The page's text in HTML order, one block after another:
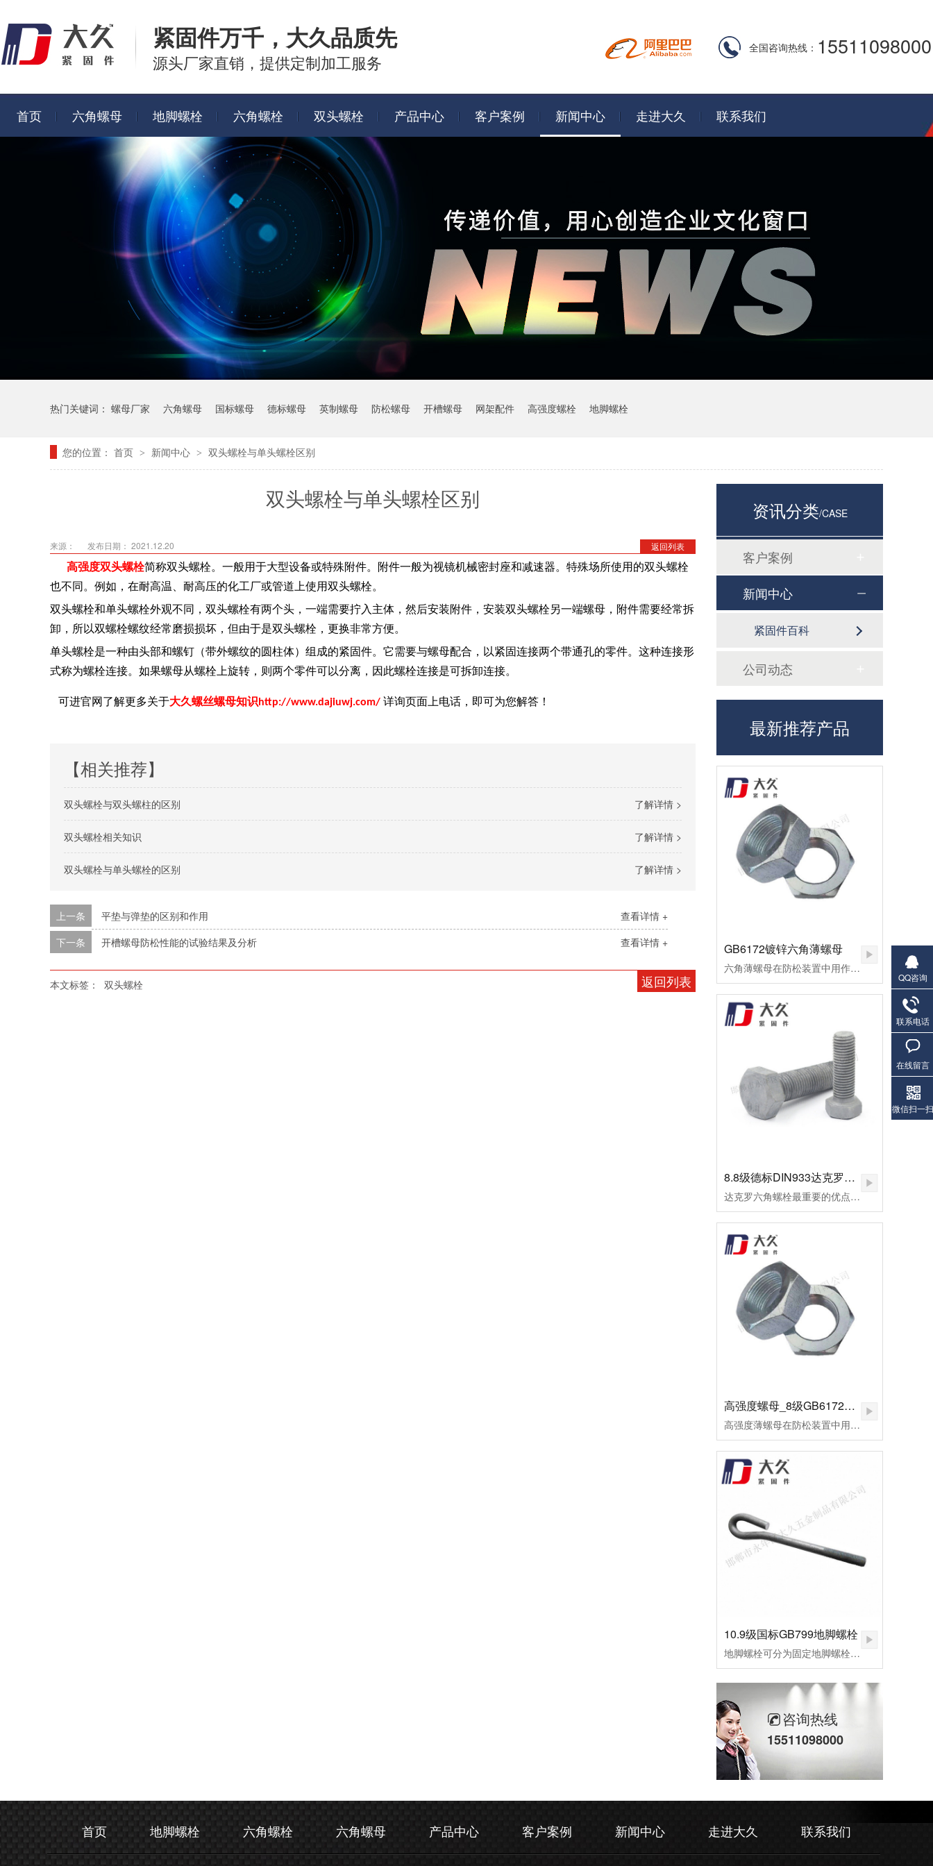
紧固件万千， 大久品质先
源头厂家直销，提供定制加工服务
全国咨询热线： 15511098000
首页 六角螺母 地脚螺栓 六角螺栓 双头螺栓 产品中心 客户案例 新闻中心 走进大久 联系我们
热门关键词： 螺母厂家 六角螺母 国标螺母 德标螺母 英制螺母 防松螺母 开槽螺母 网架配件 高强度螺栓 地脚螺栓
您的位置： 首页 > 新闻中心 > 双头螺栓与单头螺栓区别
双头螺栓与单头螺栓区别
返回列表
来源：
发布日期： 2021.12.20
高强度双头螺栓简称双头螺栓。一般用于大型设备或特殊附件。附件一般为视镜机械密封座和减速器。特殊场所使用的双头螺栓
也不同。例如，在耐高温、耐高压的化工厂或管道上使用双头螺栓。
双头螺栓和单头螺栓外观不同，双头螺栓有两个头，一端需要拧入主体，然后安装附件，安装双头螺栓另一端螺母，附件需要经常拆
卸，所以双螺栓螺纹经常磨损损坏，但由于是双头螺栓，更换非常方便。
单头螺栓是一种由头部和螺钉（带外螺纹的圆柱体）组成的紧固件。它需要与螺母配合，以紧固连接两个带通孔的零件。这种连接形
式称为螺栓连接。如果螺母从螺栓上旋转，则两个零件可以分离，因此螺栓连接是可拆卸连接。
可进官网了解更多关于大久螺丝螺母知识 http://www.dajiuwj.com/ 详询页面上电话，即可为您解答！
【相关推荐】
了解详情 >
双头螺栓与双头螺柱的区别
了解详情 >
双头螺栓相关知识
了解详情 >
双头螺栓与单头螺栓的区别
查看详情 +
上一条
平垫与弹垫的区别和作用
查看详情 +
下一条 开槽螺母防松性能的试验结果及分析
返回列表
本文标签： 双头螺栓
资讯分类/CASE
客户案例
新闻中心
紧固件百科
公司动态
最新推荐产品
GB6172镀锌六角薄螺母
六角薄螺母在防松装置中用作副螺母，起锁紧作用，或用于螺纹连接副主要承受剪切力的地方。
8.8级德标DIN933达克罗六角螺栓
达克罗六角螺栓最重要的优点是不氢脆，因此达克罗非常适合加工一些高档螺栓，如8.8级外六角螺栓。达克罗六角螺栓耐高温腐蚀，耐热温度可达300℃以上。但一般的热镀锌加工工艺，当温度做到100摄氏时，早已废料。达克罗涂层与六角螺栓和螺母的结合力好，处理后的外六角螺栓易于喷涂和着色，有机涂层的结合力超过磷化膜。达克罗六角螺栓在生产加工和涂布的全过程中，不会产生对环境有污染的废水废气，不使用三废管理降低了处理成本。
高强度螺母_8级GB6172镀锌薄螺母
高强度薄螺母在防松装置中用作副螺母，起锁紧作用，或用于螺纹连接副主要承受剪切力的地方。用高强度钢制造的，或者需要施以较大预紧力的螺母，皆可称为高强度螺母。高强度螺母多用于桥梁、钢轨、高压及超高压设备的连接。这种螺母的断裂多为脆性断裂。应用于超高压设备上的高强度螺母，为了保证容器的密封，需要施以较大的预应力。当今大飞机、大型发电设备、汽车、高速火车、大型船舶、大型成套设备等为代表的先进制造已将进入重要的发展方向。由此，紧固件将进入重要的发展阶段。高强度薄螺母用于重要机械的连接，反复的拆装或各式的安装扭矩法对高强度薄螺母要求极高。因此，对其表面状况及螺纹精度的好坏，将直接影响主机的使用寿命及安全。为了改善摩擦系数，避免在使用过程中出现锈蚀、咬死或卡住，技术要求规定其表面应进行镍磷镀处理。镀层厚度保证在0.02～0.03mm范围内，镀层均匀，致密、无针孔等。
10.9级国标GB799地脚螺栓
地脚螺栓可分为固定地脚螺栓、活动地脚螺栓，胀锚地脚螺栓，和粘接地脚螺栓，其中根据外形不同，L型预埋螺栓，9字预埋螺栓，焊接预埋螺栓，地板预埋螺栓。应用行业：适用于各种设备固定、钢结构基础预埋件、路灯、交通指示牌、泵、锅炉安装、重型设备预埋固定等。
咨询热线
15511098000
首页 地脚螺栓 六角螺栓 六角螺母 产品中心 客户案例 新闻中心 走进大久 联系我们
QQ咨询
联系电话
在线留言
微信扫一扫